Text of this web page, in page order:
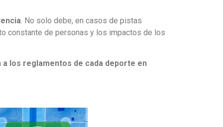
. No solo debe, en casos de pistas
constante de personas y los impactos de los
los reglamentos de cada deporte en